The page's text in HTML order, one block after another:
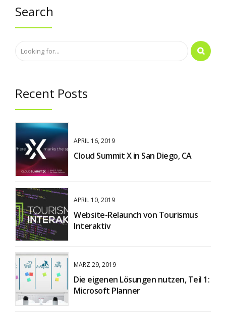
Search
Recent Posts
APRIL 16, 2019
Cloud Summit X in San Diego, CA
APRIL 10, 2019
Website-Relaunch von Tourismus
Interaktiv
MÄRZ 29, 2019
Die eigenen Lösungen nutzen, Teil 1:
Microsoft Planner